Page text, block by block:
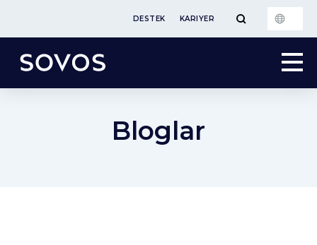
DESTEK KARIYER
Bloglar